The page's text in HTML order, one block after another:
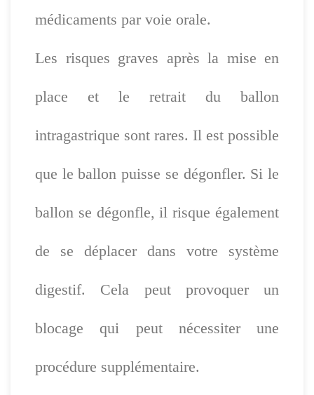
médicaments par voie orale.
Les risques graves après la mise en
place et le retrait du ballon
intragastrique sont rares. Il est possible
que le ballon puisse se dégonfler. Si le
ballon se dégonfle, il risque également
de se déplacer dans votre système
digestif. Cela peut provoquer un
blocage qui peut nécessiter une
procédure supplémentaire.